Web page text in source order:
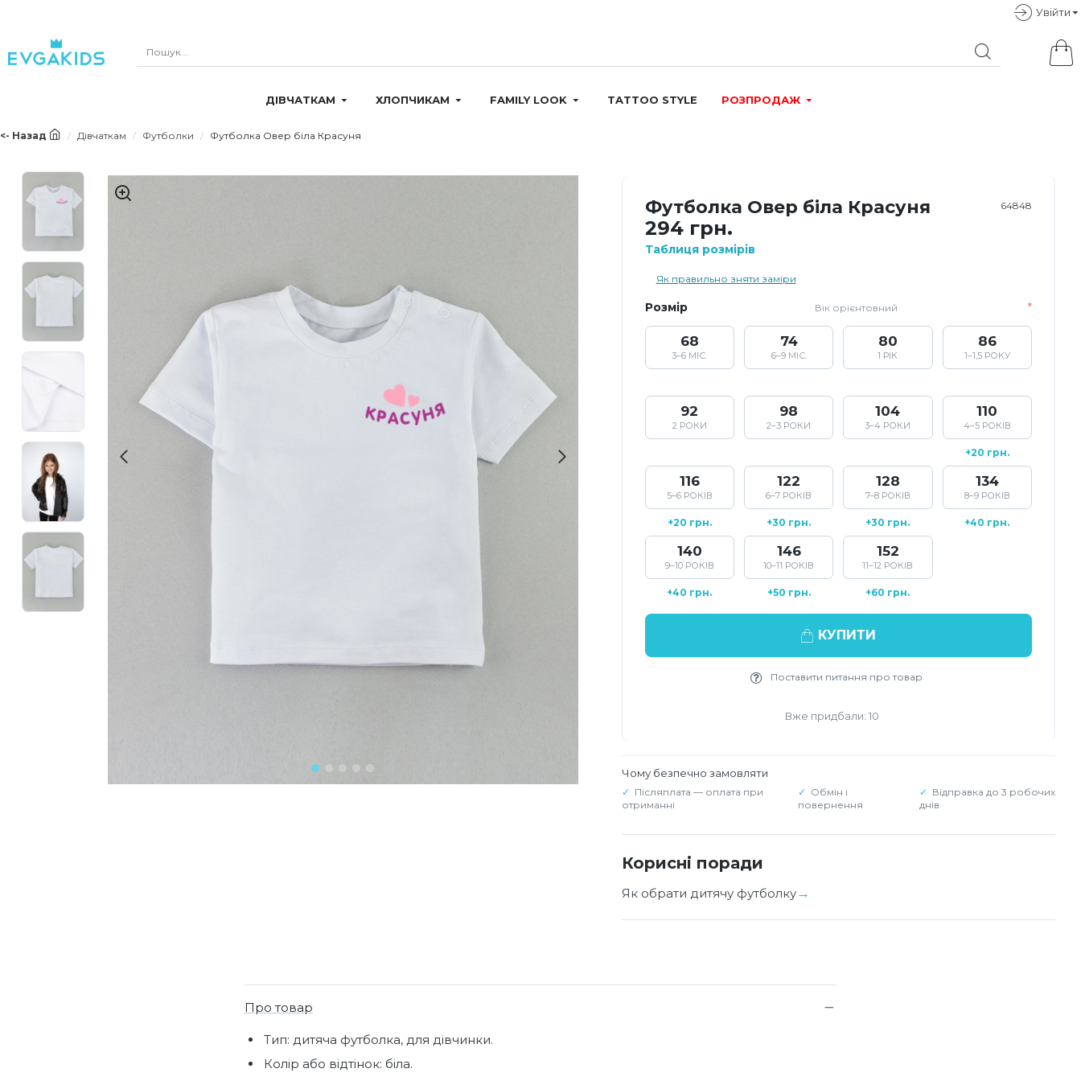
Увiйти
ДІВЧАТКАМ ХЛОПЧИКАМ FAMILY LOOK TATTOO STYLE РОЗПРОДАЖ
<- Назад Дівчаткам Футболки Футболка Овер біла Красуня
Футболка Овер біла Красуня 64848
294 грн.
Таблиця розмірів
Як правильно зняти заміри
Розмір Вік орієнтовний
68
3–6 МІС.
74
6–9 МІС.
80
1 РІК
86
1–1,5 РОКУ
92
2 РОКИ
98
2–3 РОКИ
104
3–4 РОКИ
110
4–5 РОКІВ
+20 грн.
116
5–6 РОКІВ
+20 грн.
122
6–7 РОКІВ
+30 грн.
128
7–8 РОКІВ
+30 грн.
134
8–9 РОКІВ
+40 грн.
140
9–10 РОКІВ
+40 грн.
146
10–11 РОКІВ
+50 грн.
152
11–12 РОКІВ
+60 грн.
КУПИТИ
Поставити питання про товар
Вже придбали: 10
Чому безпечно замовляти
Післяплата — оплата при
отриманні
Обмін і
повернення
Відправка до 3 робочих
днів
Корисні поради
Як обрати дитячу футболку
Про товар
Тип: дитяча футболка, для дівчинки.
Колір або відтінок: біла.